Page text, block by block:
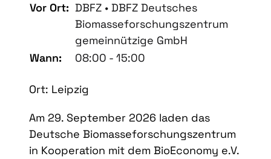
Vor Ort: DBFZ • DBFZ Deutsches
Biomasseforschungszentrum
gemeinnützige GmbH
Wann:
08:00 - 15:00
Ort: Leipzig
Am 29. September 2026 laden das
Deutsche Biomasseforschungszentrum
in Kooperation mit dem BioEconomy e.V.